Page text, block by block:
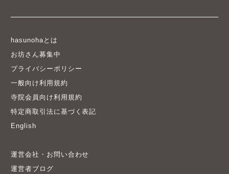
hasunohaとは
お坊さん募集中
プライバシーポリシー
一般向け利用規約
寺院会員向け利用規約
特定商取引法に基づく表記
English
運営会社・お問い合わせ
運営者ブログ